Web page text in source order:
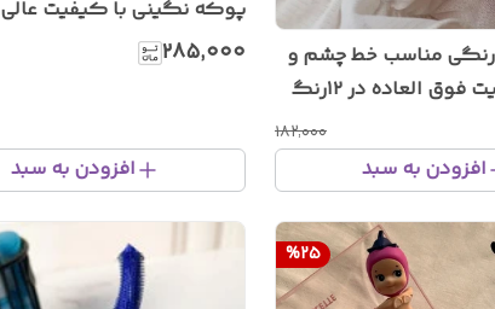
مداد شمعی رنگی مناسب خط چشم و
رژلب با کیفیت فوق العاده در ۱۲رنگ
۱۸۲٬۰۰۰
افزودن به سبد
پوکه نگینی با کیفیت عالی
۲۸۵٬۰۰۰
افزودن به سبد
%25